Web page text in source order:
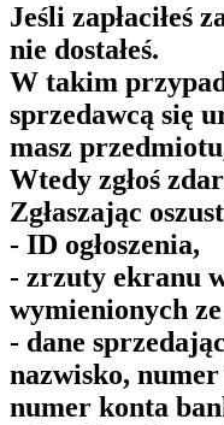
Jeśli zapłaciłeś
nie dostałeś.
W takim
sprzedawcą się
masz
Wtedy zgłoś
Zgłaszając
- ID ogłoszenia,
- zrzuty ekranu
wymienionych
- dane
nazwisko,
numer konta